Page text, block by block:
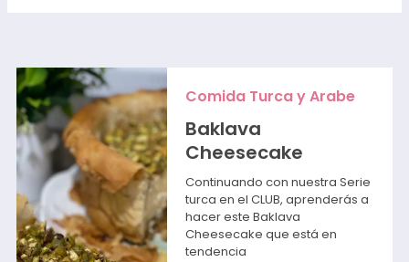
Comida Turca y Arabe
Baklava
Cheesecake
Continuando con nuestra Serie
turca en el CLUB, aprenderás a
hacer este Baklava
Cheesecake que está en
tendencia